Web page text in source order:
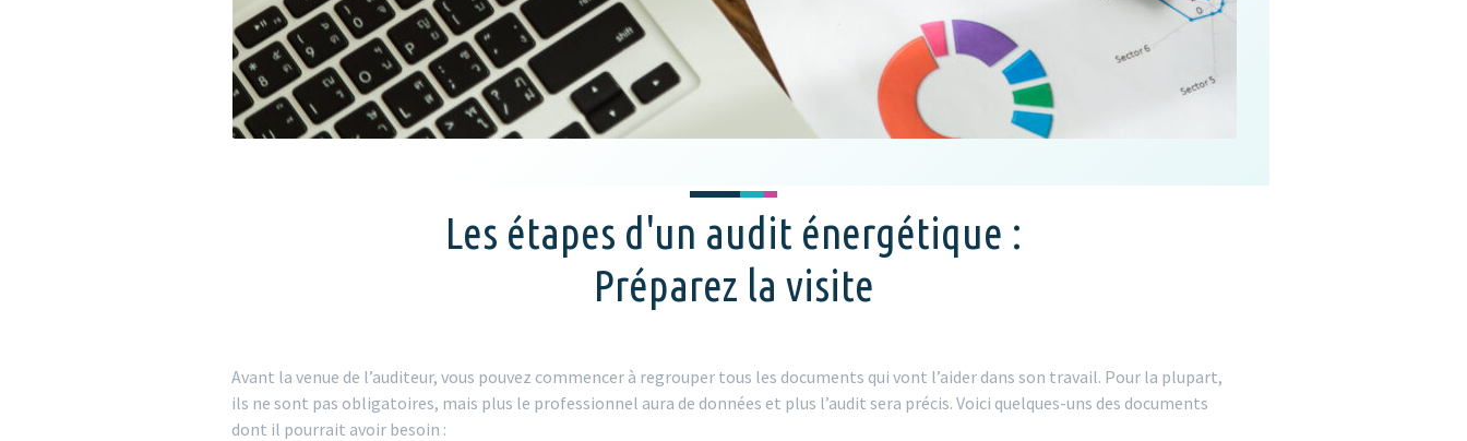
Les étapes d'un audit énergétique :
Préparez la visite
Avant la venue de l’auditeur, vous pouvez commencer à regrouper tous les documents qui vont l’aider dans son travail. Pour la plupart,
ils ne sont pas obligatoires, mais plus le professionnel aura de données et plus l’audit sera précis. Voici quelques-uns des documents
dont il pourrait avoir besoin :